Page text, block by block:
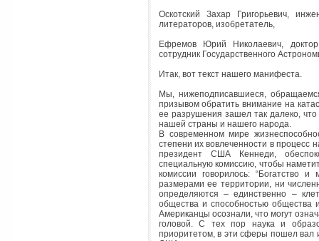
Оскотский Захар Григорьевич,
литераторов, изобретатель,
Ефремов Юрий Николаевич,
сотрудник Государственного
Итак, вот текст нашего манифеста.
Мы, нижеподписавшиеся,
призывом обратить внимание на
ее разрушения зашел так далеко,
нашей страны и нашего народа.
В современном мире
степени их вовлеченности в процесс
президент США Кеннеди,
специальную комиссию, чтобы
комиссии говорилось: “Богатство
размерами ее территории, ни
определяются – единственно –
общества и способностью общества
Американцы осознали, что могут
головой. С тех пор наука и
приоритетом, в эти сферы пошел вал